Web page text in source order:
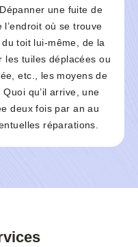
une fuite de
où se trouve
du toit lui-même, de la
les tuiles déplacées ou
etc., les moyens de
qu’il arrive, une
deux fois par an au
réparations.